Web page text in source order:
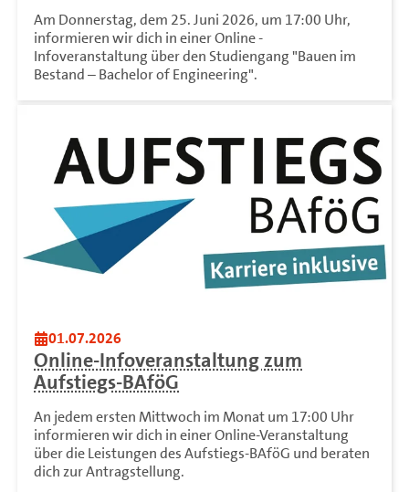
Am Donnerstag, dem 25. Juni 2026, um 17:00 Uhr,
informieren wir dich in einer Online -
Infoveranstaltung über den Studiengang "Bauen im
Bestand – Bachelor of Engineering".
01.07.2026
Online-Infoveranstaltung zum
Aufstiegs-BAföG
An jedem ersten Mittwoch im Monat um 17:00 Uhr
informieren wir dich in einer Online-Veranstaltung
über die Leistungen des Aufstiegs-BAföG und beraten
dich zur Antragstellung.